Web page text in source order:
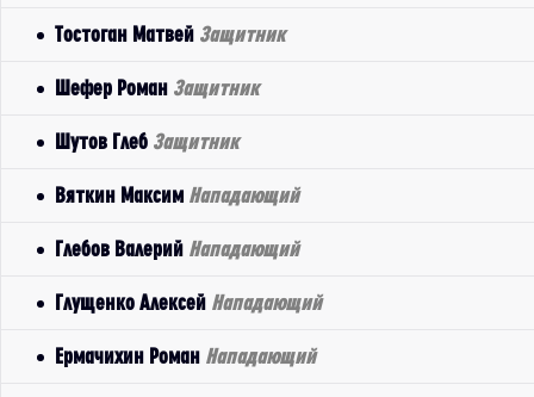
Тостоган Матвей Защитник
Шефер Роман Защитник
Шутов Глеб Защитник
Вяткин Максим Нападающий
Глебов Валерий Нападающий
Глущенко Алексей Нападающий
Ермачихин Роман Нападающий